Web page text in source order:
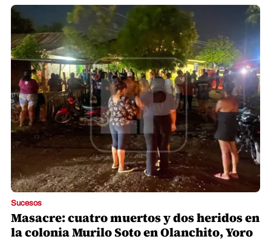
Sucesos
Masacre: cuatro muertos y dos heridos en
la colonia Murilo Soto en Olanchito, Yoro